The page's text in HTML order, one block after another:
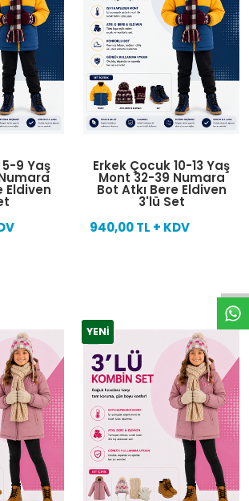
9 Yaş
Eldiven
Erkek Çocuk 10-13 Yaş
Mont 32-39 Numara
Bot Atkı Bere Eldiven
3'lü Set
940,00 TL + KDV
YENI